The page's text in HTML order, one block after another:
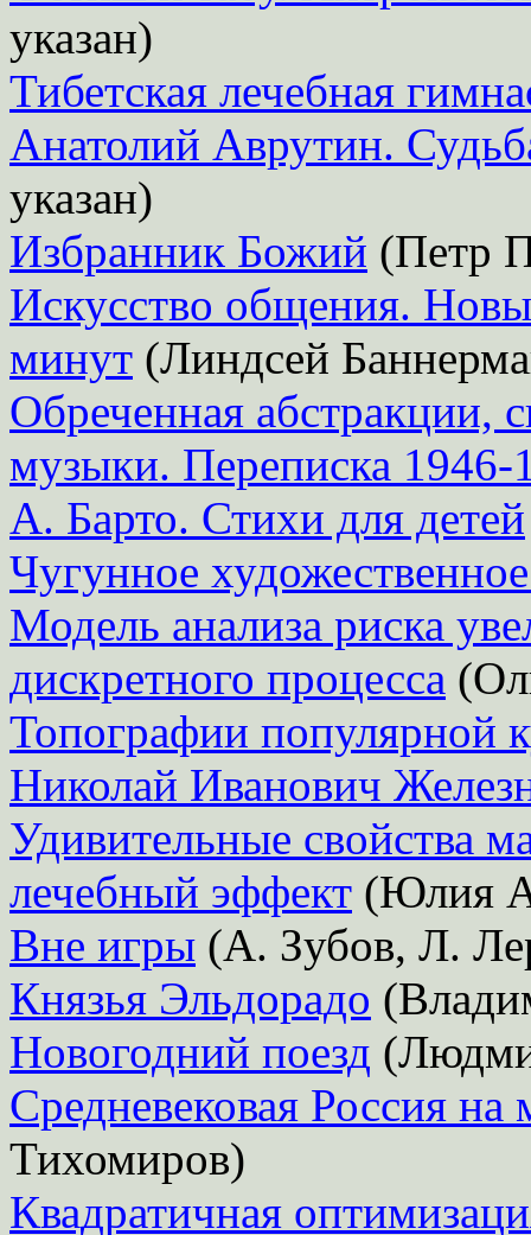
указан)
Тибетская лечебная
Анатолий Аврутин.
указан)
Избранник Божий (Петр
Искусство общения.
минут (Линдсей
Обреченная абстракции,
музыки. Переписка 1946-
А. Барто. Стихи для детей
Чугунное
Модель анализа риска
дискретного процесса
Топографии популярной
Николай Иванович
Удивительные свойства
лечебный эффект (Юлия
Вне игры (А. Зубов, Л.
Князья Эльдорадо
Новогодний поезд
Средневековая Россия
Тихомиров)
Квадратичная